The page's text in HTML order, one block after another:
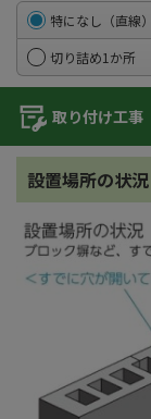
特になし（直線）
切り詰め1か所
取り付け工事
設置場所の状況